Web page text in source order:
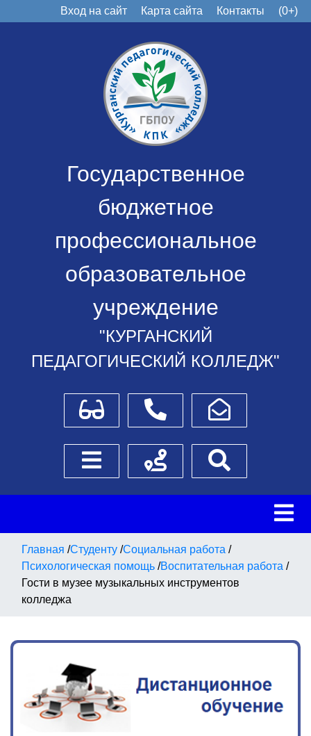
Вход на сайт Карта сайта Контакты (0+)
Государственное
бюджетное
профессиональное
образовательное
учреждение
"КУРГАНСКИЙ
ПЕДАГОГИЧЕСКИЙ КОЛЛЕДЖ"
Для слабовидящихТелефоныНаписать обращение
Боковое менюСхема проезда
Главная /Студенту /Социальная работа /
Психологическая помощь /Воспитательная работа /
Гости в музее музыкальных инструментов
колледжа